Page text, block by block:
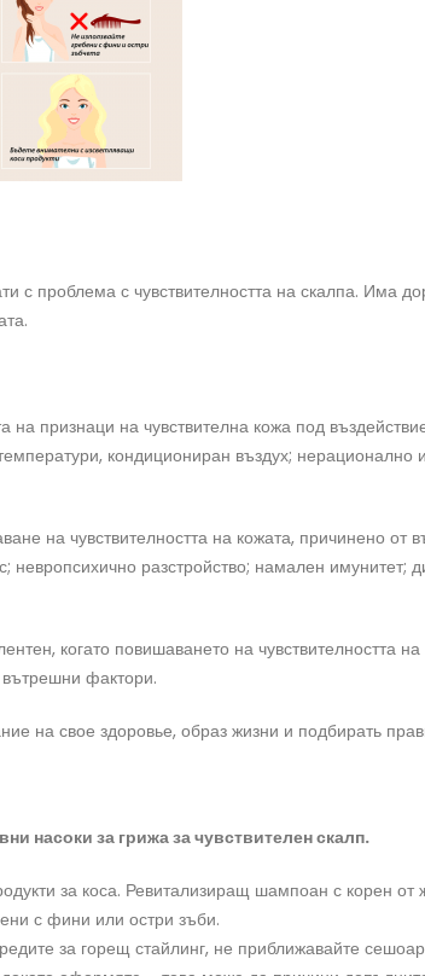
с проблема с чувствителността на скалпа. Има
на признаци на чувствителна кожа под
кондициониран въздух; нерационално
на чувствителността на кожата, причинено от
невропсихично разстройство; намален
когато повишаването на чувствителността
фактори.
на свое здоровье, образ жизни и подбирать
насоки за грижа за чувствителен скалп.
за коса. Ревитализиращ шампоан с корен
с фини или остри зъби.
за горещ стайлинг, не приближавайте